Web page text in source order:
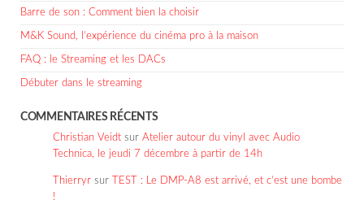
Barre de son : Comment bien la choisir
M&K Sound, l’expérience du cinéma pro à la maison
FAQ : le Streaming et les DACs
Débuter dans le streaming
COMMENTAIRES RÉCENTS
Christian Veidt sur Atelier autour du vinyl avec Audio
Technica, le jeudi 7 décembre à partir de 14h
Thierryr sur
TEST : Le DMP-A8 est arrivé, et c’est une bombe
!